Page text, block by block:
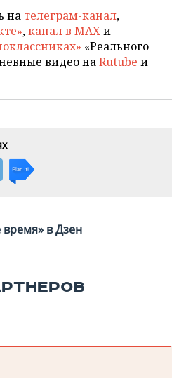
на телеграм-канал,
,канал в MAXи
«Реального
видео наRutube и
в Дзен